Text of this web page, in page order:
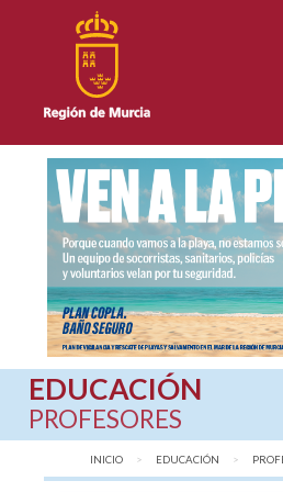
EDUCACIÓN
PROFESORES
INICIO EDUCACIÓN